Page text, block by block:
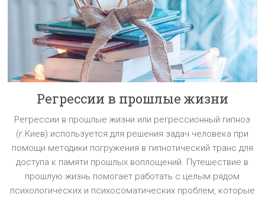
Регрессии в прошлые жизни
Регрессии в прошлые жизни или регрессионный гипноз
(г.Киев) используется для решения задач человека при
помощи методики погружения в гипнотический транс для
доступа к памяти прошлых воплощений. Путешествие в
прошлую жизнь помогает работать с целым рядом
психологических и психосоматических проблем, которые